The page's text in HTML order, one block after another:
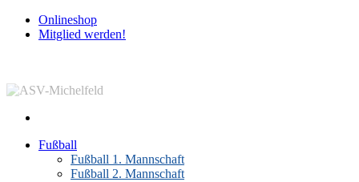
Onlineshop
Mitglied werden!
Fußball
Fußball 1. Mannschaft
Fußball 2. Mannschaft